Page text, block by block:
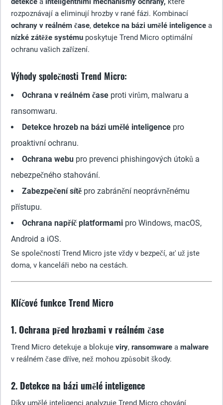
rozpoznávají a eliminují hrozby v rané fázi. Kombinací
ochrany v reálném čase, detekce na bázi umělé inteligence a
nízké zátěže systému poskytuje Trend Micro optimální
ochranu vašich zařízení.
Výhody společnosti Trend Micro:
Ochrana v reálném čase proti virům, malwaru a
ransomwaru.
Detekce hrozeb na bázi umělé inteligence pro
proaktivní ochranu.
Ochrana webu pro prevenci phishingových útoků a
nebezpečného stahování.
Zabezpečení sítě pro zabránění neoprávněnému
přístupu.
Ochrana napříč platformami pro Windows, macOS,
Android a iOS.
Se společností Trend Micro jste vždy v bezpečí, ať už jste
doma, v kanceláři nebo na cestách.
Klíčové funkce Trend Micro
1. Ochrana před hrozbami v reálném čase
Trend Micro detekuje a blokuje viry, ransomware a malware
v reálném čase dříve, než mohou způsobit škody.
2. Detekce na bázi umělé inteligence
Díky umělé inteligenci analyzuje Trend Micro chování